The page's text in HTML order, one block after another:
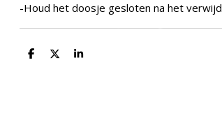
-Houd het doosje gesloten na het
D
D
S